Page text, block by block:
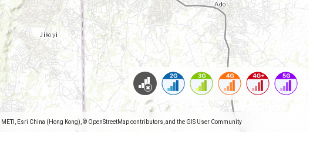
Esri China (Hong Kong), © OpenStreetMap contributors, and the GIS User Community